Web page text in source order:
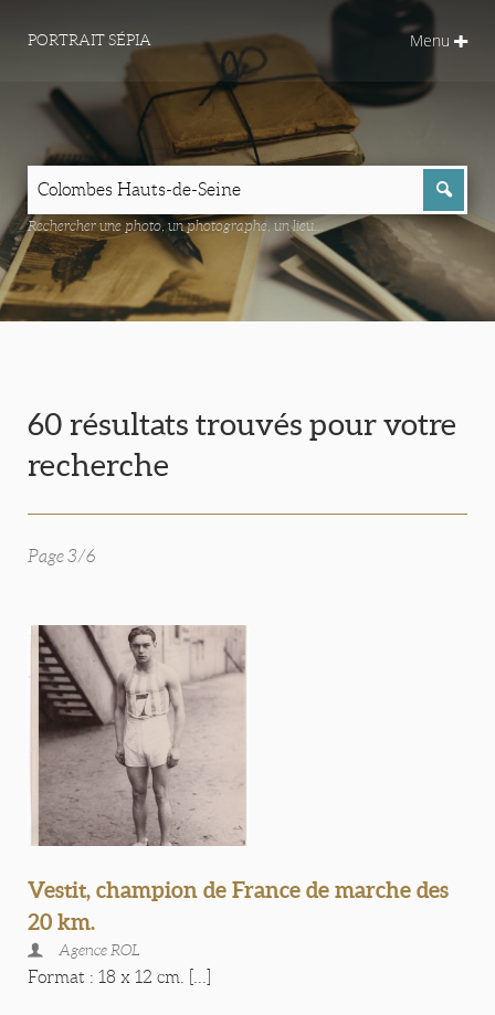
PORTRAIT SÉPIA Menu
Rechercher une photo, un photographe, un lieu...
60 résultats trouvés pour votre
recherche
Page 3/6
Vestit, champion de France de marche des
20 km.
Agence ROL
Format : 18 x 12 cm. [...]